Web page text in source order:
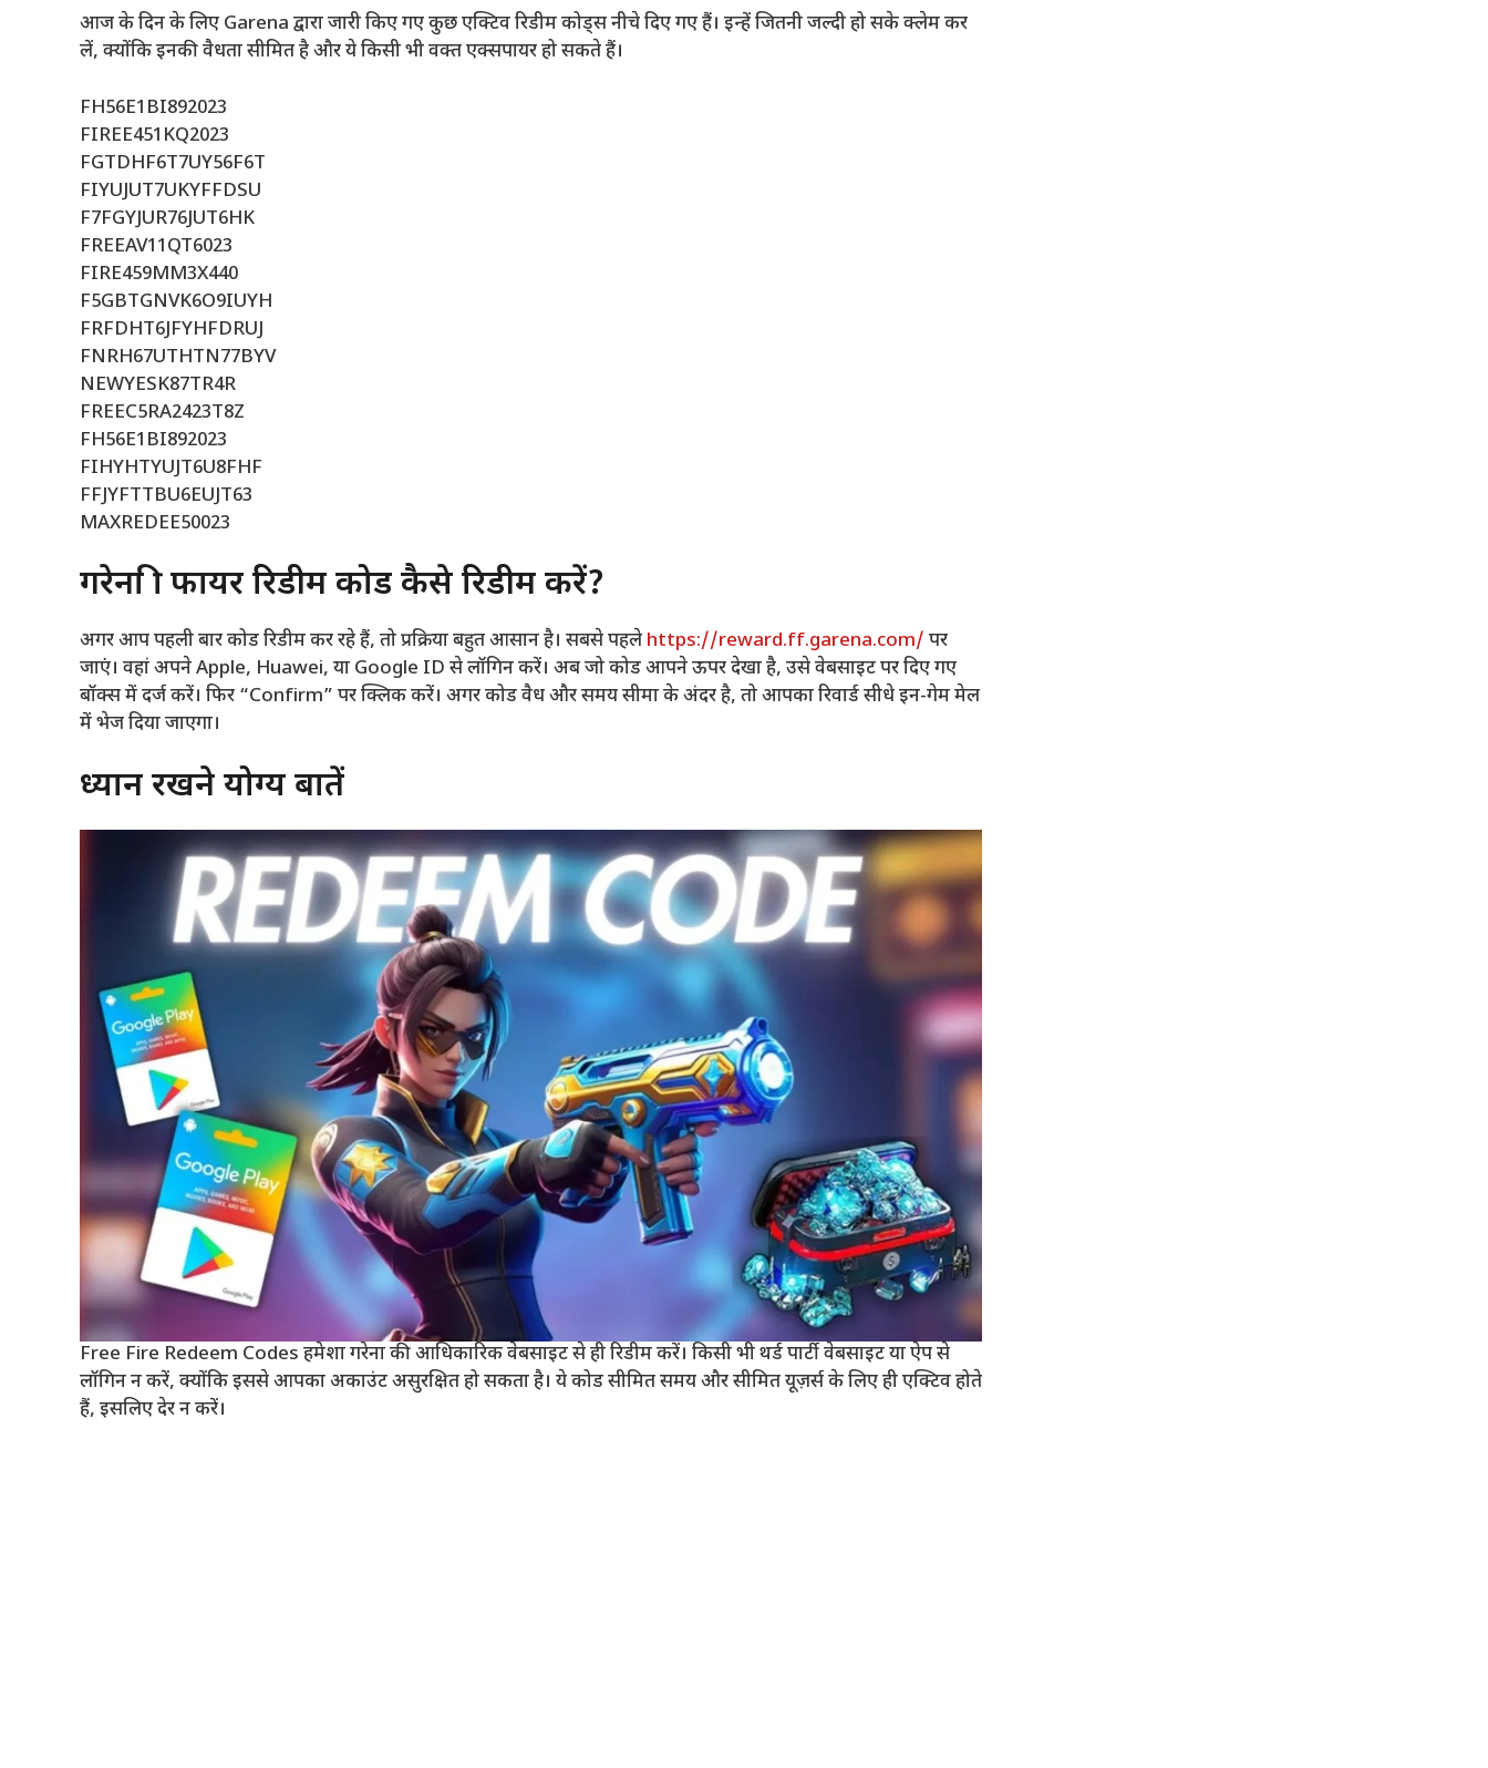
आज के दिन के लिए Garena द्वारा जारी किए गए कुछ एक्टिव रिडीम कोड्स नीचे दिए गए हैं। इन्हें जितनी जल्दी हो सके क्लेम कर
लें, क्योंकि इनकी वैधता सीमित है और ये किसी भी वक्त एक्सपायर हो सकते हैं।
FH56E1BI892023
FIREE451KQ2023
FGTDHF6T7UY56F6T
FIYUJUT7UKYFFDSU
F7FGYJUR76JUT6HK
FREEAV11QT6023
FIRE459MM3X440
F5GBTGNVK6O9IUYH
FRFDHT6JFYHFDRUJ
FNRH67UTHTN77BYV
NEWYESK87TR4R
FREEC5RA2423T8Z
FH56E1BI892023
FIHYHTYUJT6U8FHF
FFJYFTTBU6EUJT63
MAXREDEE50023
गरेना फ्री फायर रिडीम कोड कैसे रिडीम करें?
अगर आप पहली बार कोड रिडीम कर रहे हैं, तो प्रक्रिया बहुत आसान है। सबसे पहले https://reward.ff.garena.com/ पर
जाएं। वहां अपने Apple, Huawei, या Google ID से लॉगिन करें। अब जो कोड आपने ऊपर देखा है, उसे वेबसाइट पर दिए गए
बॉक्स में दर्ज करें। फिर “Confirm” पर क्लिक करें। अगर कोड वैध और समय सीमा के अंदर है, तो आपका रिवार्ड सीधे इन-गेम मेल
में भेज दिया जाएगा।
ध्यान रखने योग्य बातें
Free Fire Redeem Codes हमेशा गरेना की आधिकारिक वेबसाइट से ही रिडीम करें। किसी भी थर्ड पार्टी वेबसाइट या ऐप से
लॉगिन न करें, क्योंकि इससे आपका अकाउंट असुरक्षित हो सकता है। ये कोड सीमित समय और सीमित यूज़र्स के लिए ही एक्टिव होते
हैं, इसलिए देर न करें।